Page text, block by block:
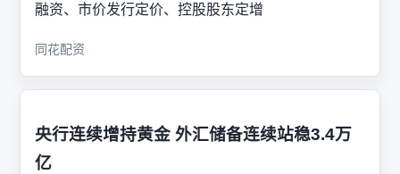
融资、市价发行定价、控股股东定增
同花配资
央行连续增持黄金 外汇储备连续站稳3.4万
亿